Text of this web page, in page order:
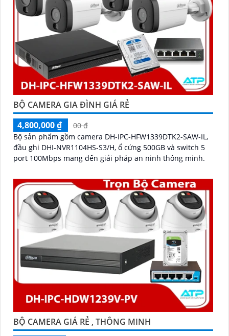
BỘ CAMERA GIA ĐÌNH GIÁ RẺ
4,800,000 ₫
00 ₫
Bộ sản phẩm gồm camera DH-IPC-HFW1339DTK2-SAW-IL,
đầu ghi DHI-NVR1104HS-S3/H, ổ cứng 500GB và switch 5
port 100Mbps mang đến giải pháp an ninh thông minh.
BỘ CAMERA GIÁ RẺ , THÔNG MINH